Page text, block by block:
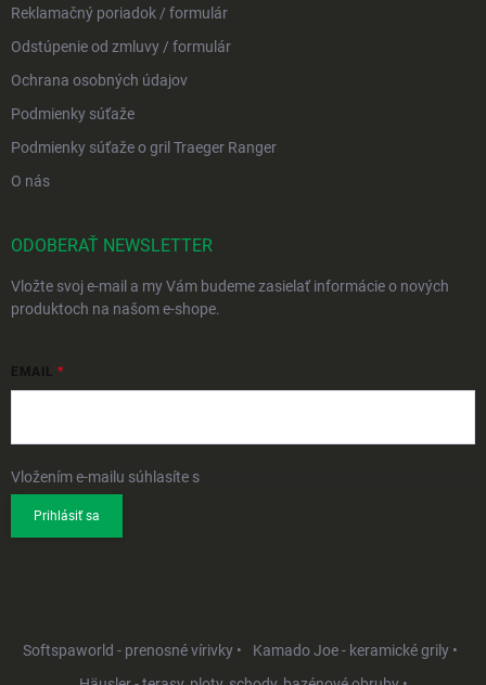
Reklamačný poriadok / formulár
Odstúpenie od zmluvy / formulár
Ochrana osobných údajov
Podmienky súťaže
Podmienky súťaže o gril Traeger Ranger
O nás
ODOBERAŤ NEWSLETTER
Vložte svoj e-mail a my Vám budeme zasielať informácie o nových
produktoch na našom e-shope.
EMAIL
Vložením e-mailu súhlasíte s
Prihlásiť sa
Softspaworld - prenosné vírivky •
Kamado Joe - keramické grily •